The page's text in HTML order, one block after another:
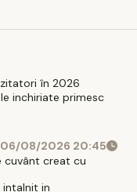
în 2026
inchiriate primesc
06/08/2026 20:45
cuvânt creat cu
intalnit in